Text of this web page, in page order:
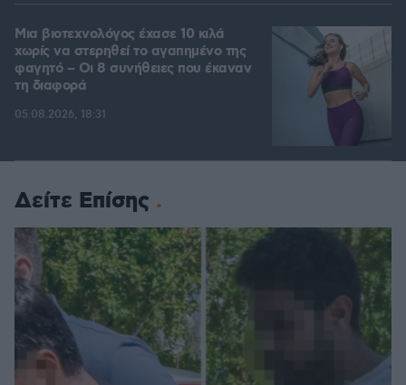
Μια βιοτεχνολόγος έχασε 10 κιλά
χωρίς να στερηθεί το αγαπημένο της
φαγητό – Οι 8 συνήθειες που έκαναν
τη διαφορά
05.08.2026, 18:31
Δείτε Επίσης